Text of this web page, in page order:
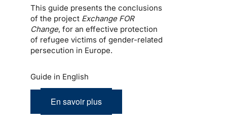
This guide presents the conclusions
of the project Exchange FOR
Change, for an effective protection
of refugee victims of gender-related
persecution in Europe.
Guide in English
En savoir plus